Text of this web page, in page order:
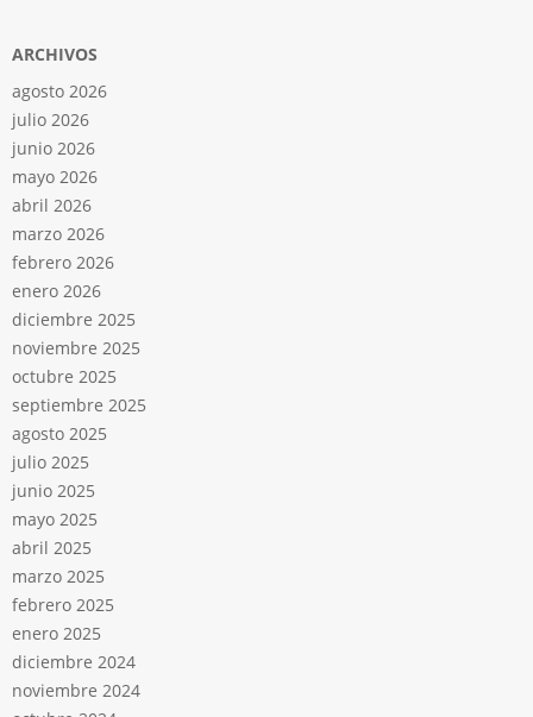
ARCHIVOS
agosto 2026
julio 2026
junio 2026
mayo 2026
abril 2026
marzo 2026
febrero 2026
enero 2026
diciembre 2025
noviembre 2025
octubre 2025
septiembre 2025
agosto 2025
julio 2025
junio 2025
mayo 2025
abril 2025
marzo 2025
febrero 2025
enero 2025
diciembre 2024
noviembre 2024